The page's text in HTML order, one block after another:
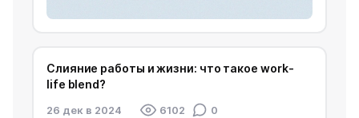
Слияние работы и жизни: что такое work-
life blend?
26 дек в 2024 6102 0